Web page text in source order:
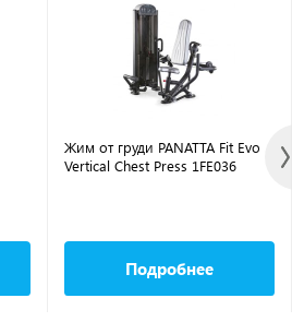
Жим от груди PANATTA Fit Evo
Vertical Chest Press 1FE036
Подробнее